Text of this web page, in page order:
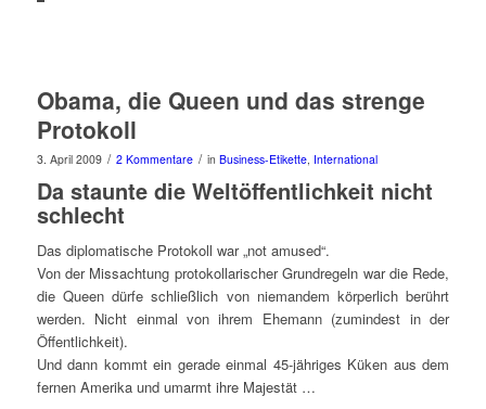
Obama, die Queen und das strenge
Protokoll
3. April 2009 / 2 Kommentare / in Business-Etikette, International
Da staunte die Weltöffentlichkeit nicht
schlecht
Das diplomatische Protokoll war „not amused“.
Von der Missachtung protokollarischer Grundregeln war die Rede,
die Queen dürfe schließlich von niemandem körperlich berührt
werden. Nicht einmal von ihrem Ehemann (zumindest in der
Öffentlichkeit).
Und dann kommt ein gerade einmal 45-jähriges Küken aus dem
fernen Amerika und umarmt ihre Majestät …